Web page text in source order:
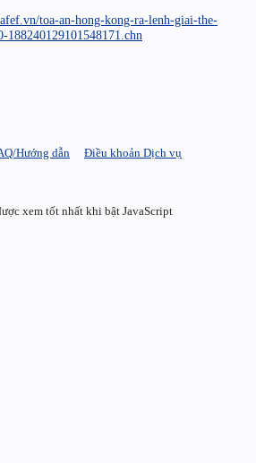
toa-an-hong-kong-ra-lenh-giai-the-
188240129101548171.chn
Hướng dẫn
Điều khoản Dịch vụ
xem tốt nhất khi bật JavaScript